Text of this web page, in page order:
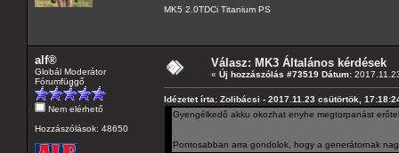
MK5 2.0TDCi Titanium PS
alf®
Globál Moderátor
Fórumfüggő
Nem elérhető
Hozzászólások: 48650
Válasz: MK3 Általános kérdések
« Új hozzászólás #73519 Dátum:
Idézetet írta: Zolibácsi - 2017.11.23 csütörtök,
Gyengélkedő akku okozhat enyhe megtorpanást
Pontosabban arra gondolok, hogy a generátornak